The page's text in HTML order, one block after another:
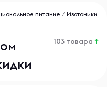
питание / Изотоники
103 товара ↑